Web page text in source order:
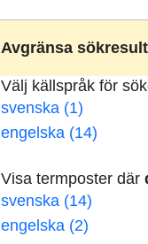
Avgränsa
Välj källspråk för
svenska (1)
engelska (14)
Visa termposter där
svenska (14)
engelska (2)